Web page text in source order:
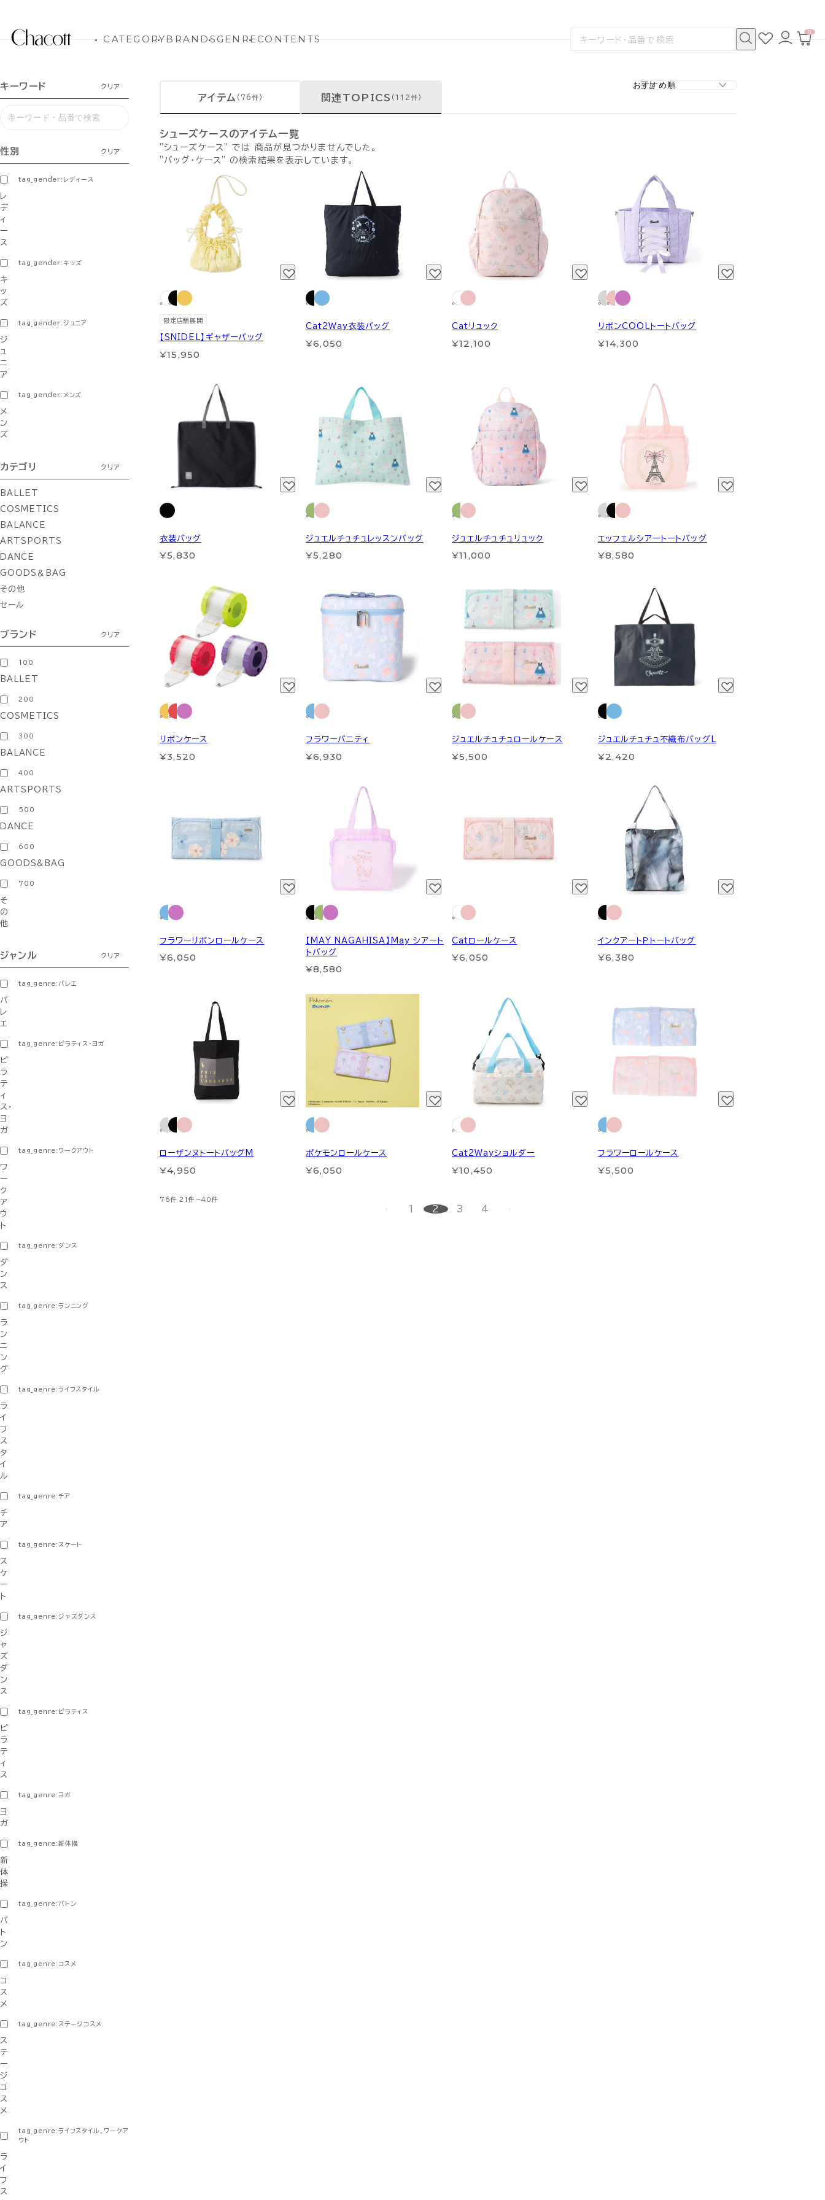
CATEGORYBRANDSGENRECONTENTS
検
お
気
ロ
グ
カ
0
キーワード クリア
性別 クリア
tag_gender:レディース
レ
デ
ィ
ー
ス
tag_gender:キッズ
キ
ッ
ズ
tag_gender:ジュニア
ジ
ュ
ニ
ア
tag_gender:メンズ
メ
ン
ズ
カテゴリ クリア
BALLET
COSMETICS
BALANCE
ARTSPORTS
DANCE
GOODS＆BAG
その他
セール
ブランド クリア
100
BALLET
200
COSMETICS
300
BALANCE
400
ARTSPORTS
500
DANCE
600
GOODS&BAG
700
そ
の
他
ジャンル クリア
tag_genre:バレエ
バ
レ
エ
tag_genre:ピラティス・ヨガ
ピ
ラ
テ
ィ
ス・
ヨ
ガ
tag_genre:ワークアウト
ワ
ー
ク
ア
ウ
ト
tag_genre:ダンス
ダ
ン
ス
tag_genre:ランニング
ラ
ン
ニ
ン
グ
tag_genre:ライフスタイル
ラ
イ
フ
ス
タ
イ
ル
tag_genre:チア
チ
ア
tag_genre:スケート
ス
ケ
ー
ト
tag_genre:ジャズダンス
ジ
ャ
ズ
ダ
ン
ス
tag_genre:ピラティス
ピ
ラ
テ
ィ
ス
tag_genre:ヨガ
ヨ
ガ
tag_genre:新体操
新
体
操
tag_genre:バトン
バ
ト
ン
tag_genre:コスメ
コ
ス
メ
tag_genre:ステージコスメ
ス
テ
ー
ジ
コ
ス
メ
tag_genre:ライフスタイル、ワークア
ウト
ラ
イ
フ
ス
アイテム (76件) 関連TOPICS (112件)
シューズケースのアイテム一覧
"シューズケース" では 商品が見つかりませんでした。
"バッグ・ケース" の検索結果を表示しています。
限定店舗展開
【SNIDEL】ギャザーバッグ
¥15,950
Cat2Way衣装バッグ
¥6,050
Catリュック
¥12,100
リボンCOOLトートバッグ
¥14,300
衣装バッグ
¥5,830
ジュエルチュチュレッスンバッグ
¥5,280
ジュエルチュチュリュック
¥11,000
エッフェルシアートートバッグ
¥8,580
リボンケース
¥3,520
フラワーバニティ
¥6,930
ジュエルチュチュロールケース
¥5,500
ジュエルチュチュ不織布バッグL
¥2,420
フラワーリボンロールケース
¥6,050
【MAY NAGAHISA】May シアート
トバッグ
¥8,580
Catロールケース
¥6,050
インクアートＰトートバッグ
¥6,380
ローザンヌトートバッグM
¥4,950
ポケモンロールケース
¥6,050
Cat2Wayショルダー
¥10,450
フラワーロールケース
¥5,500
76件 21件～40件
1 2 3 4